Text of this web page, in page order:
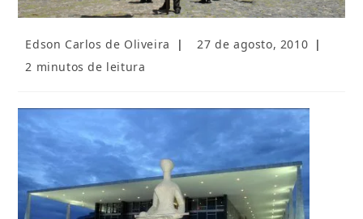
Autor
post:
Edson Carlos de Oliveira
Post
publicado:
27 de agosto, 2010
Tempo
2 minutos de leitura